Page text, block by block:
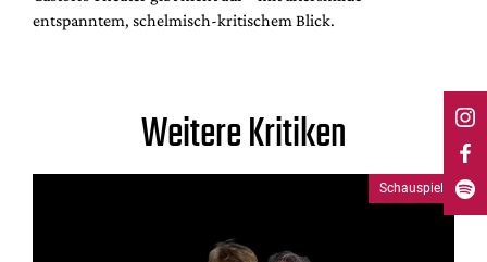
entspanntem, schelmisch-kritischem Blick.
Weitere Kritiken
Schauspiel